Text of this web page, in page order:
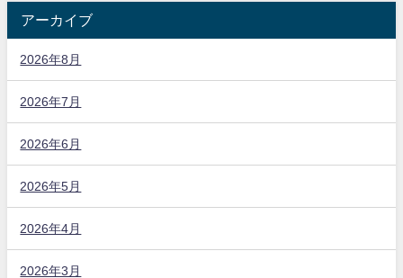
アーカイブ
2026年8月
2026年7月
2026年6月
2026年5月
2026年4月
2026年3月